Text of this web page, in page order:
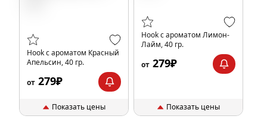
Hook с ароматом Красный
Апельсин, 40 гр.
от 279₽
Показать цены
Hook с ароматом Лимон-
Лайм, 40 гр.
от 279₽
Показать цены